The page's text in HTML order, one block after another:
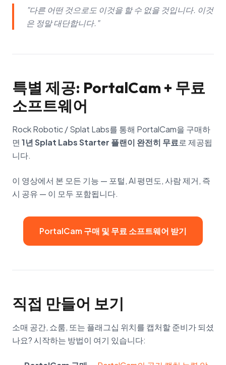
"다른 어떤 것으로도 이것을 할 수 없을 것입니다. 이것
은 정말 대단합니다."
특별 제공: PortalCam + 무료
소프트웨어
Rock Robotic / Splat Labs를 통해 PortalCam을 구매하
면 1년 Splat Labs Starter 플랜이 완전히 무료 로 제공됩
니다.
이 영상에서 본 모든 기능 — 포털, AI 평면도, 사람 제거, 즉
시 공유 — 이 모두 포함됩니다.
PortalCam 구매 및 무료 소프트웨어 받기
직접 만들어 보기
소매 공간, 쇼룸, 또는 플래그십 위치를 캡처할 준비가 되셨
나요? 시작하는 방법이 여기 있습니다: